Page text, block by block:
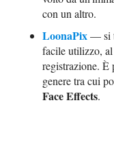
con un altro.
LoonaPix— si
facile utilizzo, al
registrazione.
genere tra cui
Face Effects.